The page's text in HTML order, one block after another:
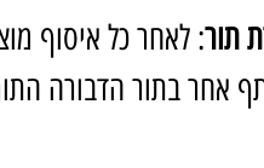
תור: לאחר כל איסוף
אחר בתור הדבורה